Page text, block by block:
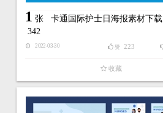
1 张 卡通国际护士日海报素材下载
342
2022-03-30 赞 223
收藏